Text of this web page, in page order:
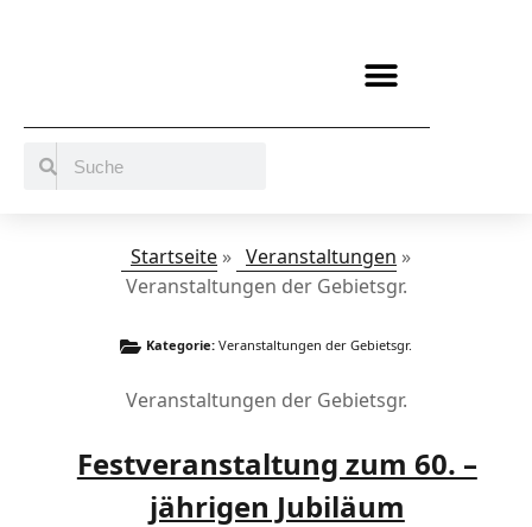
Startseite » Veranstaltungen »
Veranstaltungen der Gebietsgr.
Kategorie: Veranstaltungen der Gebietsgr.
Veranstaltungen der Gebietsgr.
Festveranstaltung zum 60. –
jährigen Jubiläum